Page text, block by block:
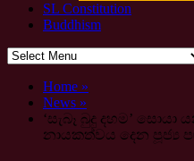
SL Constitution
Buddhism
Home »
News »
‘සැබෑ බුදු දහම’ සොයා
නායකත්වය දෙන පූජ්‍ය